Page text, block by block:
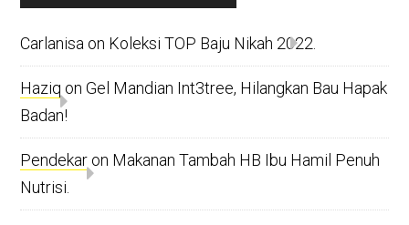
Carlanisa on Koleksi TOP Baju Nikah 2022.
Haziq onGel Mandian Int3tree, Hilangkan Bau Hapak
Badan!
Pendekar on Makanan Tambah HB Ibu Hamil Penuh
Nutrisi.